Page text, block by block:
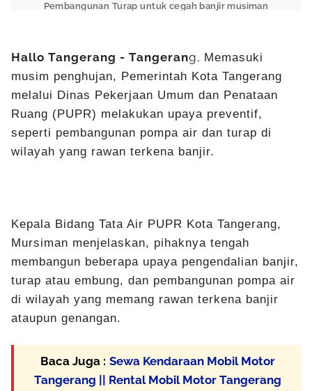
Pembangunan Turap untuk cegah banjir musiman
Hallo Tangerang - Tangerang, Memasuki
musim penghujan, Pemerintah Kota Tangerang
melalui Dinas Pekerjaan Umum dan Penataan
Ruang (PUPR) melakukan upaya preventif,
seperti pembangunan pompa air dan turap di
wilayah yang rawan terkena banjir.
Kepala Bidang Tata Air PUPR Kota Tangerang,
Mursiman menjelaskan, pihaknya tengah
membangun beberapa upaya pengendalian banjir,
turap atau embung, dan pembangunan pompa air
di wilayah yang memang rawan terkena banjir
ataupun genangan.
Baca Juga : Sewa Kendaraan Mobil Motor
Tangerang || Rental Mobil Motor Tangerang